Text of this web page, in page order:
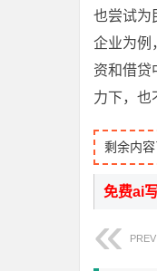
也尝试为
企业为例
资和借贷
力下，也
剩余内
免费ai